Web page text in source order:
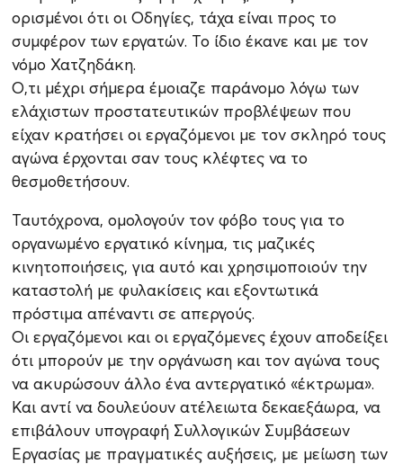
ορισμένοι ότι οι Οδηγίες, τάχα είναι προς το
συμφέρον των εργατών. Το ίδιο έκανε και με τον
νόμο Χατζηδάκη.
Ο,τι μέχρι σήμερα έμοιαζε παράνομο λόγω των
ελάχιστων προστατευτικών προβλέψεων που
είχαν κρατήσει οι εργαζόμενοι με τον σκληρό τους
αγώνα έρχονται σαν τους κλέφτες να το
θεσμοθετήσουν.
Ταυτόχρονα, ομολογούν τον φόβο τους για το
οργανωμένο εργατικό κίνημα, τις μαζικές
κινητοποιήσεις, για αυτό και χρησιμοποιούν την
καταστολή με φυλακίσεις και εξοντωτικά
πρόστιμα απέναντι σε απεργούς.
Οι εργαζόμενοι και οι εργαζόμενες έχουν αποδείξει
ότι μπορούν με την οργάνωση και τον αγώνα τους
να ακυρώσουν άλλο ένα αντεργατικό «έκτρωμα».
Και αντί να δουλεύουν ατέλειωτα δεκαεξάωρα, να
επιβάλουν υπογραφή Συλλογικών Συμβάσεων
Εργασίας με πραγματικές αυξήσεις, με μείωση των